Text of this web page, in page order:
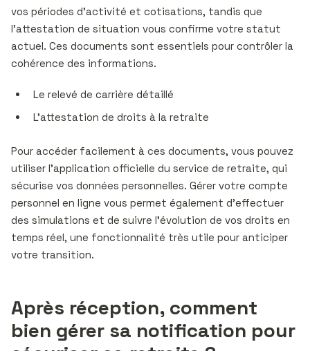
vos périodes d’activité et cotisations, tandis que
l’attestation de situation vous confirme votre statut
actuel. Ces documents sont essentiels pour contrôler la
cohérence des informations.
Le relevé de carrière détaillé
L’attestation de droits à la retraite
Pour accéder facilement à ces documents, vous pouvez
utiliser l’application officielle du service de retraite, qui
sécurise vos données personnelles. Gérer votre compte
personnel en ligne vous permet également d’effectuer
des simulations et de suivre l’évolution de vos droits en
temps réel, une fonctionnalité très utile pour anticiper
votre transition.
Après réception, comment
bien gérer sa notification pour